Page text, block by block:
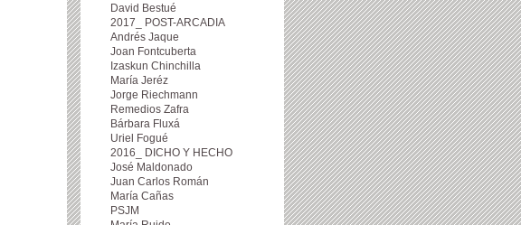
David Bestué
2017_ POST-ARCADIA
Andrés Jaque
Joan Fontcuberta
Izaskun Chinchilla
María Jeréz
Jorge Riechmann
Remedios Zafra
Bárbara Fluxá
Uriel Fogué
2016_ DICHO Y HECHO
José Maldonado
Juan Carlos Román
María Cañas
PSJM